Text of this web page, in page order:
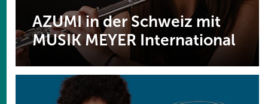
AZUMI in der Schweiz mit
MUSIK MEYER International